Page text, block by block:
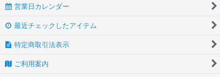
営業日カレンダー
最近チェックしたアイテム
特定商取引法表示
ご利用案内